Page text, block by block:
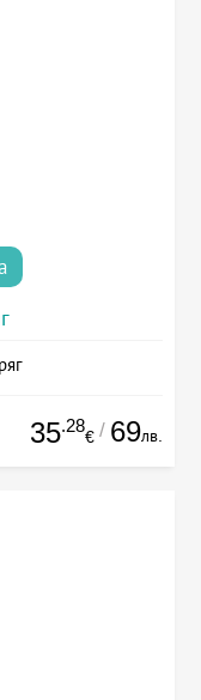
35.28
€ / 69лв.